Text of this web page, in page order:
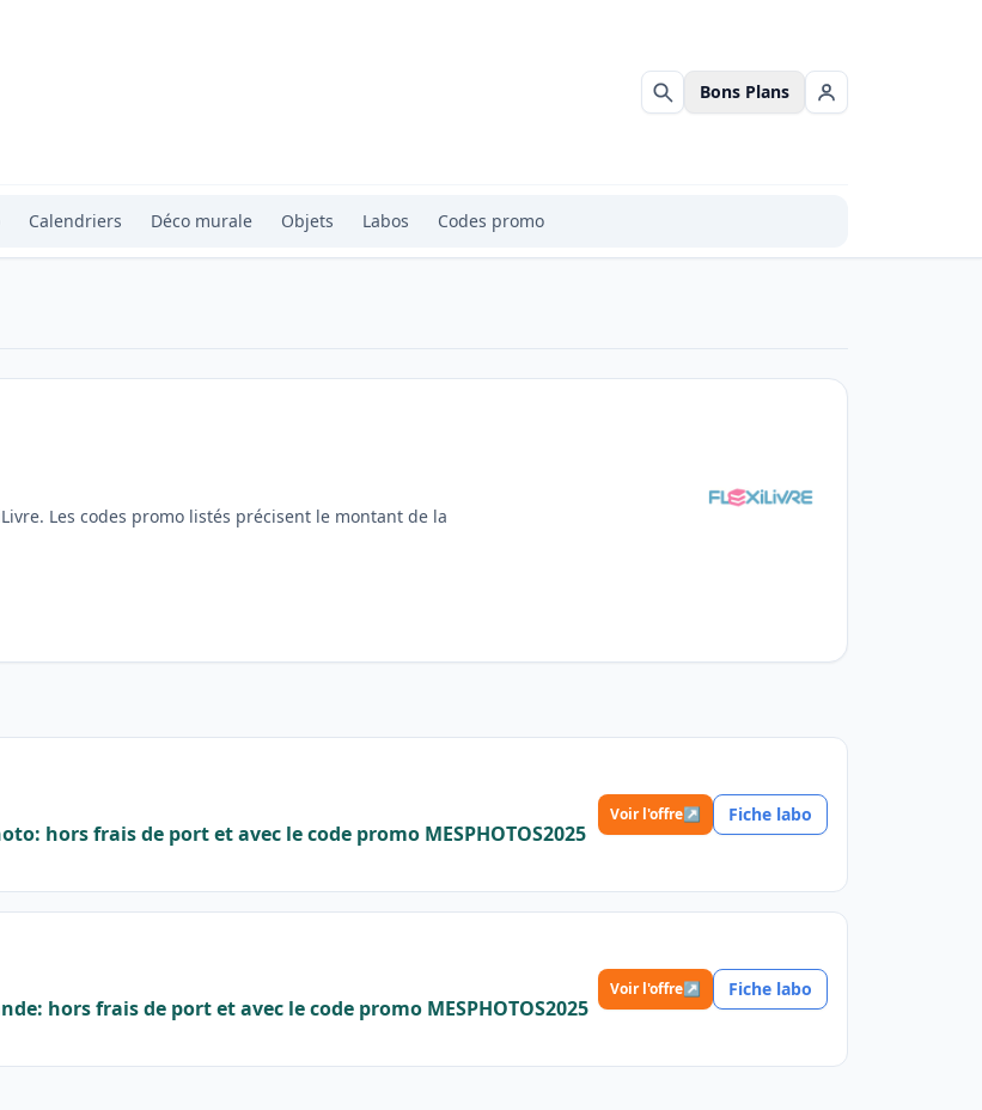
Rechercher
Bons Plans Se connecter
Calendriers Déco murale Objets Labos Codes promo
Les codes promo listés précisent le montant de la
hors frais de port et avec le code promo MESPHOTOS2025
Voir l'offre↗ Fiche labo
hors frais de port et avec le code promo MESPHOTOS2025
Voir l'offre↗ Fiche labo